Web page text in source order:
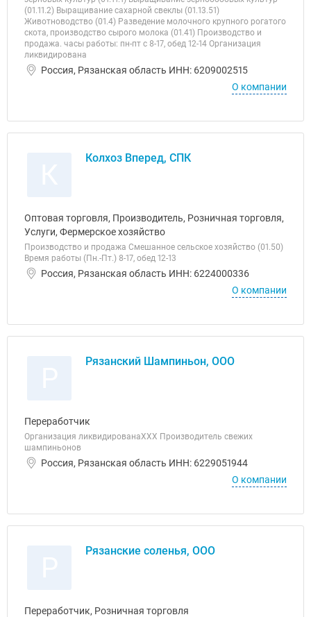
(01.11.2) Выращивание сахарной свеклы (01.13.51)
Животноводство (01.4) Разведение молочного крупного рогатого
скота, производство сырого молока (01.41) Производство и
продажа. часы работы: пн-пт с 8-17, обед 12-14 Организация
ликвидирована
Россия, Рязанская область ИНН: 6209002515
О компании
Колхоз Вперед, СПК
Оптовая торговля, Производитель, Розничная торговля,
Услуги, Фермерское хозяйство
Производство и продажа Смешанное сельское хозяйство (01.50)
Время работы (Пн.-Пт.) 8-17, обед 12-13
Россия, Рязанская область ИНН: 6224000336
О компании
Рязанский Шампиньон, ООО
Переработчик
Организация ликвидированаХХХ Производитель свежих
шампиньонов
Россия, Рязанская область ИНН: 6229051944
О компании
Рязанские соленья, ООО
Переработчик, Розничная торговля